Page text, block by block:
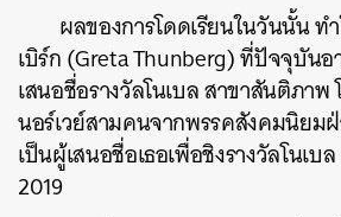
ผลของการโดดเรียนในวันนั้น ท
เบิร์ก(Greta Thunberg) ที่ปัจจุบันอ
เสนอชื่อรางวัลโนเบลสาขาสันติภาพ
นอร์เวย์สามคนจากพรรคสังคมนิยม
เป็นผู้เสนอชื่อเธอเพื่อชิงรางวัลโนเบล
2019